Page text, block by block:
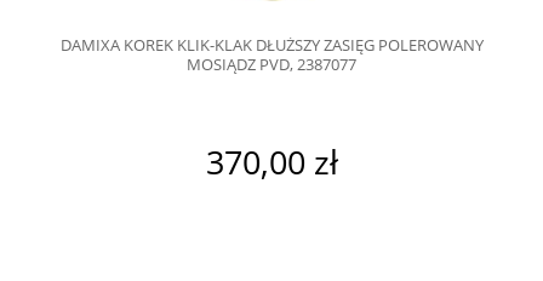
DAMIXA KOREK KLIK-KLAK DŁUŻSZY ZASIĘG POLEROWANY
MOSIĄDZ PVD, 2387077
370,00 zł